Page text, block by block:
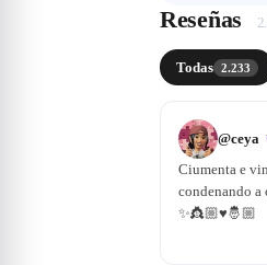
Reseñas
Todas 2.233
@ceya
Ciumenta e
condenando a
✨👸🏼♥️🤴🏼